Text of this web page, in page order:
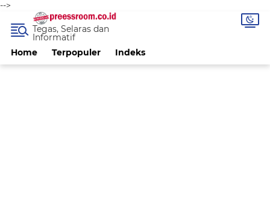
-->
Home Terpopuler Indeks
Tegas, Selaras dan
Informatif